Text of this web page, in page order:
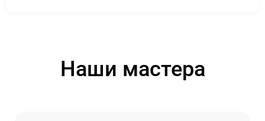
Наши мастера